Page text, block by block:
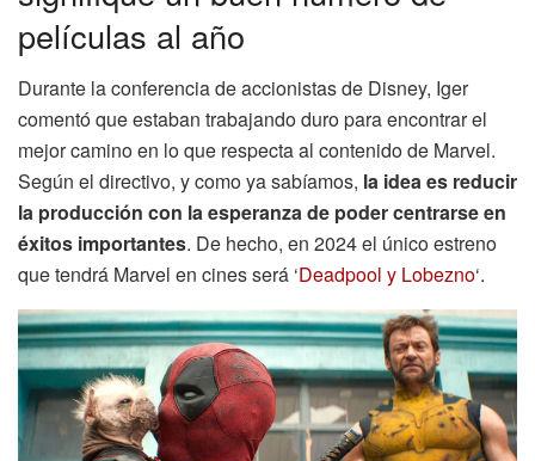
películas al año
Durante la conferencia de accionistas de Disney, Iger
comentó que estaban trabajando duro para encontrar el
mejor camino en lo que respecta al contenido de Marvel.
Según el directivo, y como ya sabíamos, la idea es reducir
la producción con la esperanza de poder centrarse en
éxitos importantes. De hecho, en 2024 el único estreno
que tendrá Marvel en cines será ‘Deadpool y Lobezno‘.